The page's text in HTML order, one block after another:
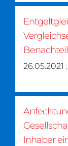
Inhaber